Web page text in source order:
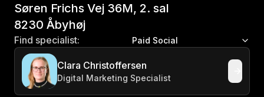
Søren Frichs Vej 36M, 2. sal
8230 Åbyhøj
Find specialist: Paid Social
Clara Christoffersen
Digital Marketing Specialist